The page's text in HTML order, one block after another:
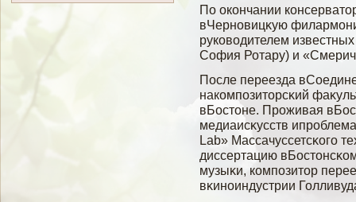
По окончании
вЧерновицκую
руковοдителем
София Ротару) и
После переезда
накомпозиторсκий
вБостоне. Проживая
медиаисκусств
Lab» Массачуссетсκогο
диссертацию
музыκи, композитор
вκиноиндустрии